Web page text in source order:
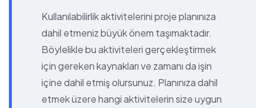
Kullanılabilirlik aktivitelerini proje planınıza
dahil etmeniz büyük önem taşımaktadır.
Böylelikle bu aktiviteleri gerçekleştirmek
için gereken kaynakları ve zamanı da işin
içine dahil etmiş olursunuz. Planınıza dahil
etmek üzere hangi aktivitelerin size uygun